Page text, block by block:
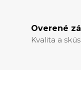
Overené
Kvalita a